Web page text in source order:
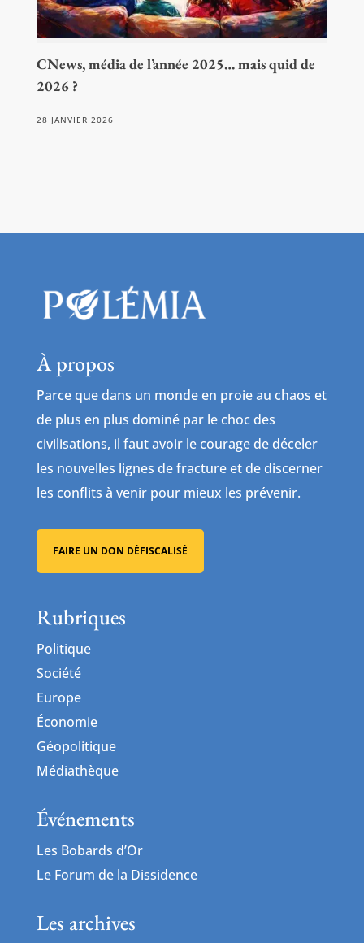
CNews, média de l’année 2025… mais quid de
2026 ?
28 JANVIER 2026
À propos
Parce que dans un monde en proie au chaos et
de plus en plus dominé par le choc des
civilisations, il faut avoir le courage de déceler
les nouvelles lignes de fracture et de discerner
les conflits à venir pour mieux les prévenir.
FAIRE UN DON DÉFISCALISÉ
Rubriques
Politique
Société
Europe
Économie
Géopolitique
Médiathèque
Événements
Les Bobards d’Or
Le Forum de la Dissidence
Les archives